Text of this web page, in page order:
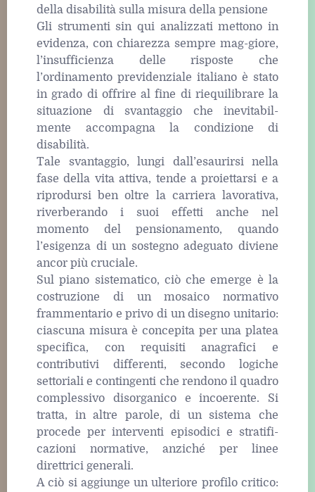
della disabilità sulla misura della pensione
Gli strumenti sin qui analizzati mettono in
evidenza, con chiarezza sempre mag-giore,
l’insufficienza delle risposte che
l’ordinamento previdenziale italiano è stato
in grado di offrire al fine di riequilibrare la
situazione di svantaggio che inevitabil-
mente accompagna la condizione di
disabilità.
Tale svantaggio, lungi dall’esaurirsi nella
fase della vita attiva, tende a proiettarsi e a
riprodursi ben oltre la carriera lavorativa,
riverberando i suoi effetti anche nel
momento del pensionamento, quando
l’esigenza di un sostegno adeguato diviene
ancor più cruciale.
Sul piano sistematico, ciò che emerge è la
costruzione di un mosaico normativo
frammentario e privo di un disegno unitario:
ciascuna misura è concepita per una platea
specifica, con requisiti anagrafici e
contributivi differenti, secondo logiche
settoriali e contingenti che rendono il quadro
complessivo disorganico e incoerente. Si
tratta, in altre parole, di un sistema che
procede per interventi episodici e stratifi-
cazioni normative, anziché per linee
direttrici generali.
A ciò si aggiunge un ulteriore profilo critico: